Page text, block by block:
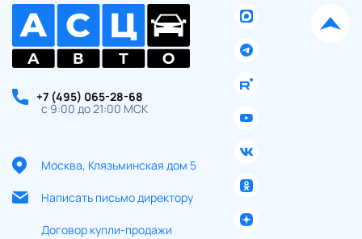
+7 (495) 065-28-68
с 9:00 до 21:00 МСК
Москва, Клязьминская дом 5
Написать письмо директору
Договор купли-продажи